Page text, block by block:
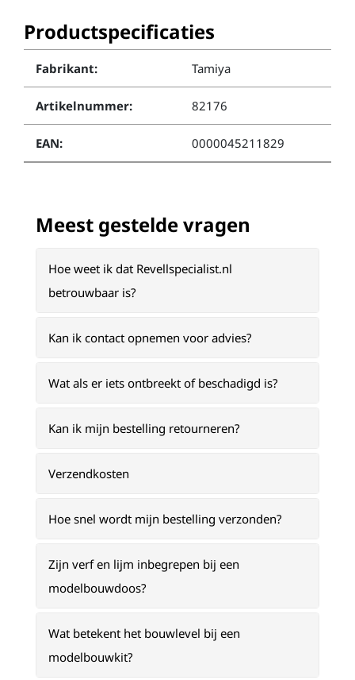
Productspecificaties
Fabrikant: Tamiya
Artikelnummer: 82176
EAN: 0000045211829
Meest gestelde vragen
Hoe weet ik dat Revellspecialist.nl
betrouwbaar is?
Kan ik contact opnemen voor advies?
Wat als er iets ontbreekt of beschadigd is?
Kan ik mijn bestelling retourneren?
Verzendkosten
Hoe snel wordt mijn bestelling verzonden?
Zijn verf en lijm inbegrepen bij een
modelbouwdoos?
Wat betekent het bouwlevel bij een
modelbouwkit?